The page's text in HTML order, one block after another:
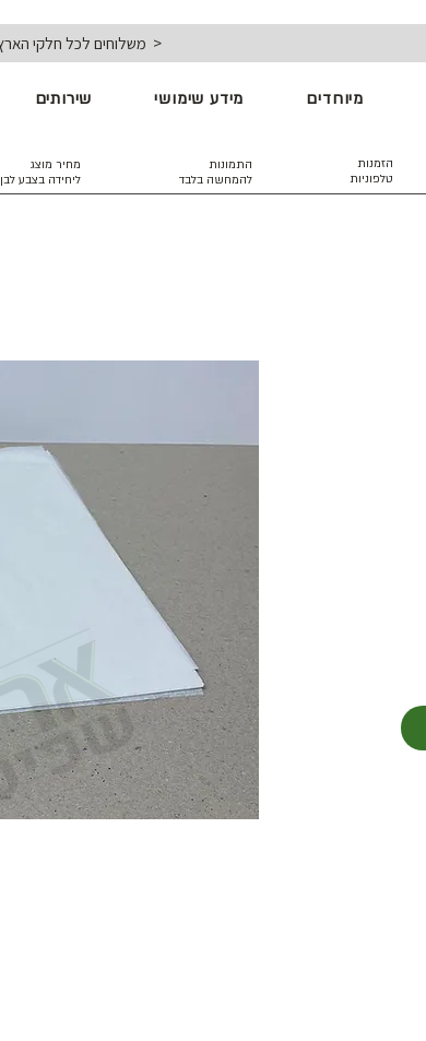
< משלוחים לכל חלקי הארץ >
מיוחדים מידע שימושי שירותים
מחיר מוצג
ליחידה בצבע לבן
התמונות
להמחשה בלבד
הזמנות
טלפוניות